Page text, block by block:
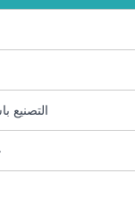
التصنيع